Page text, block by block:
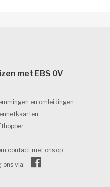
met EBS OV
en omleidingen
contact met ons op
ons via: